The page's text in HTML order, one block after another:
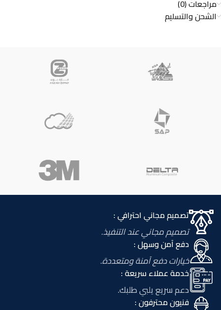
مراجعات (0)
الشحن والتسليم
تصميم مجاني احترافي :
تصميم مجاني عند التنفيذ.
دفع آمن وسهل :
خيارات دفع آمنة ومتعددة.
خدمة عملاء سريعة :
دعم سريع يلبي طلبك.
فنيون محترفون :